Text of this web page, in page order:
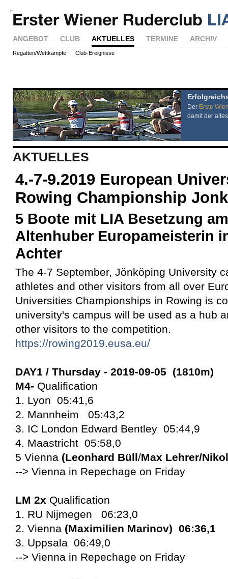
ANGEBOT CLUB AKTUELLES TERMINE ARCHIV
Regatten/Wettkämpfe Club-Ereignisse
Der Erste
damit der
AKTUELLES
4.-7-9.2019 European
Rowing Championship
5 Boote mit LIA Besetzung
Altenhuber Europameisterin
Achter
The 4-7 September, Jönköping University
athletes and other visitors from all over
Universities Championships in Rowing is
university's campus will be used as a hub
other visitors to the competition.
https://rowing2019.eusa.eu/
DAY1 / Thursday - 2019-09-05 (1810m)
M4-Qualification
1. Lyon 05:41,6
2. Mannheim 05:43,2
3. IC London Edward Bentley 05:44,9
4. Maastricht 05:58,0
5 Vienna(Leonhard Büll/Max Lehrer/
--> Vienna in Repechage on Friday
LM 2x Qualification
1. RU Nijmegen 06:23,0
2. Vienna (Maximilien Marinov) 06:36,1
3. Uppsala 06:49,0
--> Vienna in Repechage on Friday